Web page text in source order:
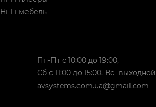
Hi-Fi мебель
Пн-Пт с 10:00 до 19:00,
Сб с 11:00 до 15:00, Вс- выходной
avsystems.com.ua@gmail.com